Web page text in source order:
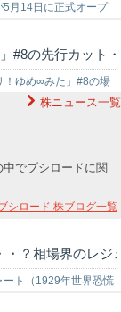
5月14日に正式オープ
てきた企業理解…
#8の先行カット
！ゆめ∞みた」#8の場
∞みた」#8の…
株ニュース一覧
でブシロードに関
シロード 株ブログ一覧
？相場界のレジ
ート（1929年世界恐慌